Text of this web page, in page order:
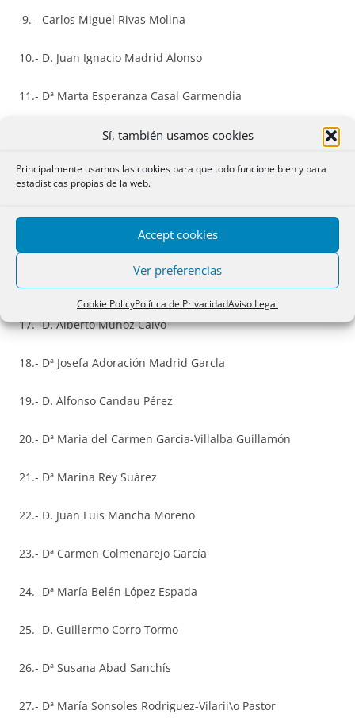
Sí, también usamos cookies
Principalmente usamos las cookies para que todo funcione bien y para
estadísticas propias de la web.
Accept cookies
Ver preferencias
Cookie PolicyPolítica de PrivacidadAviso Legal
9.- Carlos Miguel Rivas Molina
10.- D. Juan Ignacio Madrid Alonso
11.- Dª Marta Esperanza Casal Garmendia
12.- Dª Ana Julia Marlasca Morante
13.- D. Luis Delgado Juega
15.- D. José Ignacio Marquina Sánchez
16.- Dª Mercedes Fuensanta Jiménez-Aifaro Larrazábal
17.- D. Alberto Muñoz Calvo
18.- Dª Josefa Adoración Madrid Garcla
19.- D. Alfonso Candau Pérez
20.- Dª Maria del Carmen Garcia-Villalba Guillamón
21.- Dª Marina Rey Suárez
22.- D. Juan Luis Mancha Moreno
23.- Dª Carmen Colmenarejo García
24.- Dª María Belén López Espada
25.- D. Guillermo Corro Tormo
26.- Dª Susana Abad Sanchís
27.- Dª María Sonsoles Rodriguez-Vilarii\o Pastor